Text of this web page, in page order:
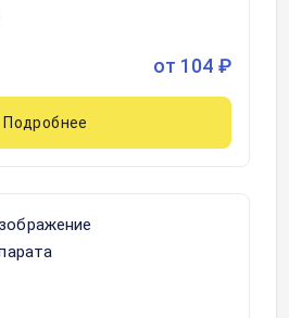
от 104 ₽
Подробнее